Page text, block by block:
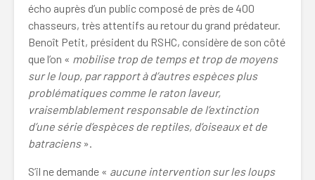
écho auprès d’un public composé de près de 400
chasseurs, très attentifs au retour du grand prédateur.
Benoît Petit, président du RSHC, considère de son côté
que l’on « mobilise trop de temps et trop de moyens
sur le loup, par rapport à d’autres espèces plus
problématiques comme le raton laveur,
vraisemblablement responsable de l’extinction
d’une série d’espèces de reptiles, d’oiseaux et de
batraciens».
S’il ne demande « aucune intervention sur les loups